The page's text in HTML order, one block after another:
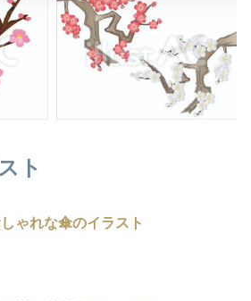
ト
ゃれな傘のイラスト